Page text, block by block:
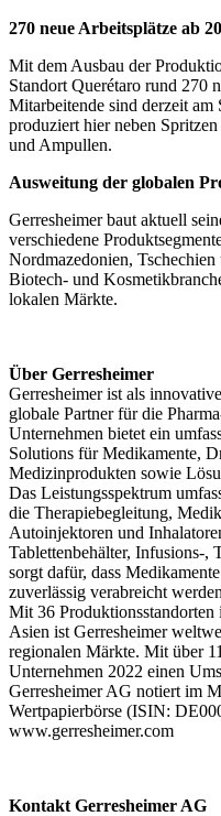
270 neue Arbeitsplätze ab
Mit dem Ausbau der
Standort Querétaro rund 270
Mitarbeitende sind derzeit am
produziert hier neben
und Ampullen.
Ausweitung der globalen
Gerresheimer baut aktuell
verschiedene
Nordmazedonien,
Biotech- und
lokalen Märkte.
Über Gerresheimer
Gerresheimer ist als
globale Partner für die
Unternehmen bietet ein
Solutions für Medikamente,
Medizinprodukten sowie
Das Leistungsspektrum
die Therapiebegleitung,
Autoinjektoren und
Tablettenbehälter, Infusions-,
sorgt dafür, dass
zuverlässig verabreicht
Mit 36
Asien ist Gerresheimer
regionalen Märkte. Mit über
Unternehmen 2022 einen
Gerresheimer AG notiert im
Wertpapierbörse (ISIN:
www.gerresheimer.com
Kontakt Gerresheimer AG